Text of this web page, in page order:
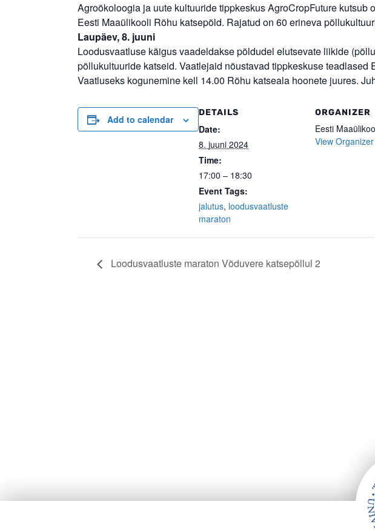
Agroökoloogia ja uute kultuuride tippkeskus AgroCropFuture
Eesti Maaülikooli Rõhu katsepõld. Rajatud on 60 erineva
Laupäev, 8. juuni
Loodusvaatluse käigus vaadeldakse põldudel elutsevate liikide
põllukultuuride katseid. Vaatlejaid nõustavad tippkeskuse teadlased
Vaatluseks kogunemine kell 14.00 Rõhu katseala hoonete juures.
Add to calendar
DETAILS
Date:
8. juuni 2024
Time:
17:00 – 18:30
Event Tags:
jalutus, loodusvaatluste
maraton
ORGANIZER
Eesti
View
Loodusvaatluste maraton Võduvere katsepõllul 2